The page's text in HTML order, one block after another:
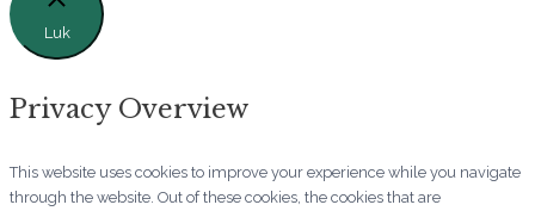
Luk
Privacy Overview
This website uses cookies to improve your experience while you navigate
through the website. Out of these cookies, the cookies that are